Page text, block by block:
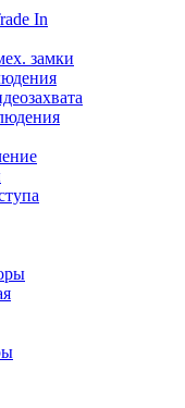
In
замки